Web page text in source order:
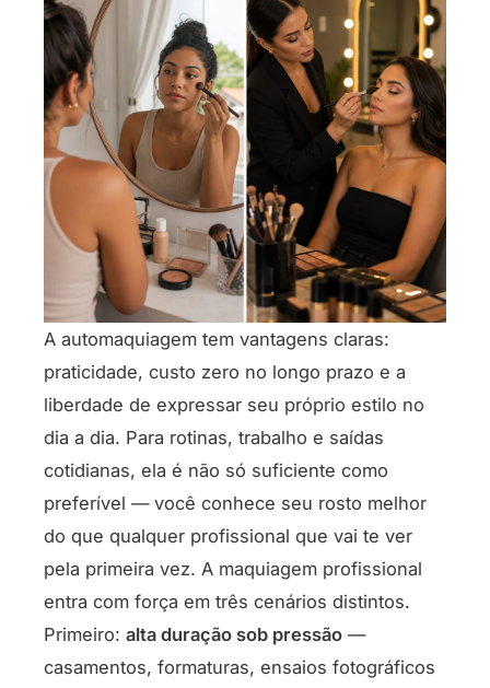
A automaquiagem tem vantagens claras:
praticidade, custo zero no longo prazo e a
liberdade de expressar seu próprio estilo no
dia a dia. Para rotinas, trabalho e saídas
cotidianas, ela é não só suficiente como
preferível — você conhece seu rosto melhor
do que qualquer profissional que vai te ver
pela primeira vez. A maquiagem profissional
entra com força em três cenários distintos.
Primeiro: alta duração sob pressão —
casamentos, formaturas, ensaios fotográficos